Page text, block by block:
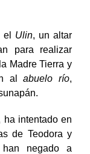
el Ulin, un altar
para realizar
Madre Tierra y
alabuelo río,
ha intentado en
de Teodora y
negado a